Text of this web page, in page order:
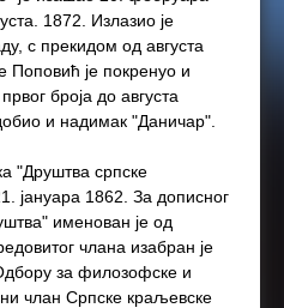
1872. Излазио је
с прекидом од августа
је покренуо и
броја до августа
и надимак "Даничар".
"Друштва српске
јануара 1862. За дописног
именован је од
члана изабран је
за филозофске и
члан Српске краљевске